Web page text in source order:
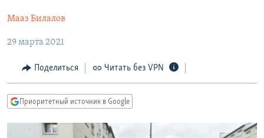
Вернутся
навигации
Вернутся
поиску
МНЕНИЯ
КУЛЬТУРА
IDEL.РЕАЛИИ
СЕВЕР.РЕАЛИИ
СИБИРЬ.РЕАЛИИ
Мааз Билалов
29 марта 2021
Поделиться Читать без VPN
Приоритетный источник в Google